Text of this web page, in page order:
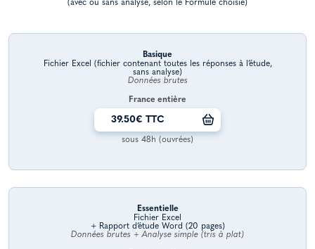
(avec ou sans analyse, selon le Formule choisie)
Basique
Fichier Excel (fichier contenant toutes les réponses à l’étude,
sans analyse)
Données brutes
France entière
39.50€ TTC
sous 48h (ouvrées)
Essentielle
Fichier Excel
+ Rapport d’étude Word (20 pages)
Données brutes + Analyse simple (tris à plat)